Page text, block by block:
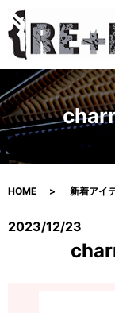
HOME 新着アイ
2023/12/23